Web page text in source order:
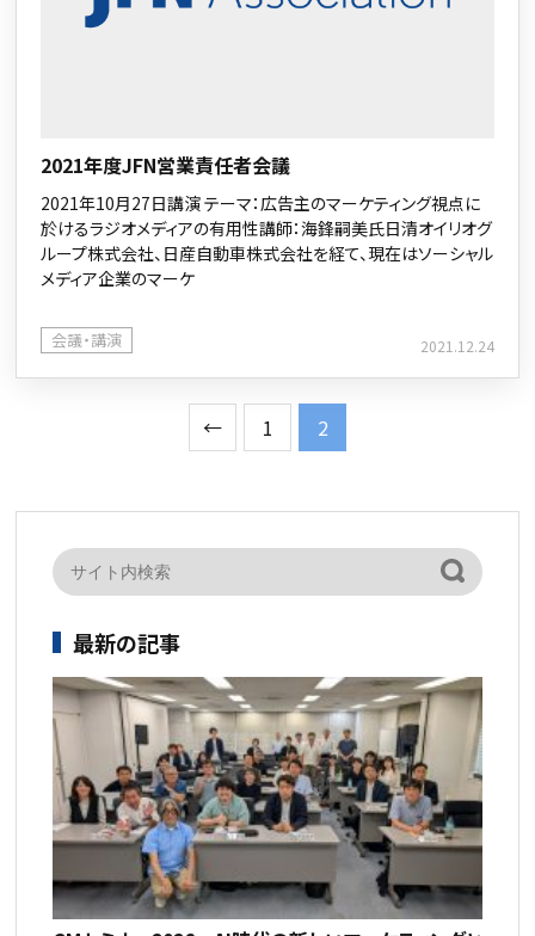
2021年度JFN営業責任者会議
2021年10月27日講演 テーマ：広告主のマーケティング視点に
於けるラジオメディアの有用性講師：海鋒嗣美氏日清オイリオグ
ループ株式会社、日産自動車株式会社を経て、現在はソーシャル
メディア企業のマーケ
会議・講演 2021.12.24
← 1 2
最新の記事